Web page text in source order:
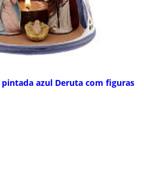
azul Deruta com figuras